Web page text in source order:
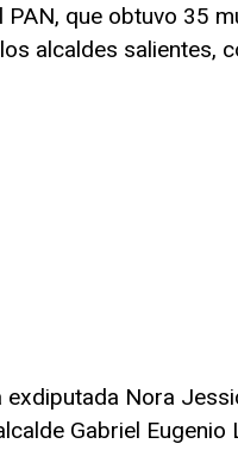
PAN, que obtuvo 35
alcaldes salientes,
exdiputada Nora
Gabriel Eugenio